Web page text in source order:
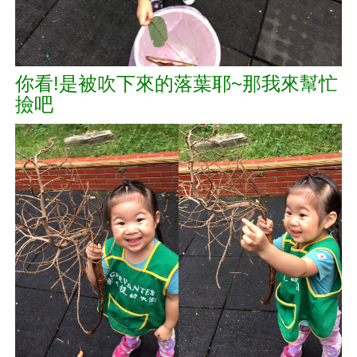
你看!是被吹下來的落葉耶~那我來幫忙
撿吧